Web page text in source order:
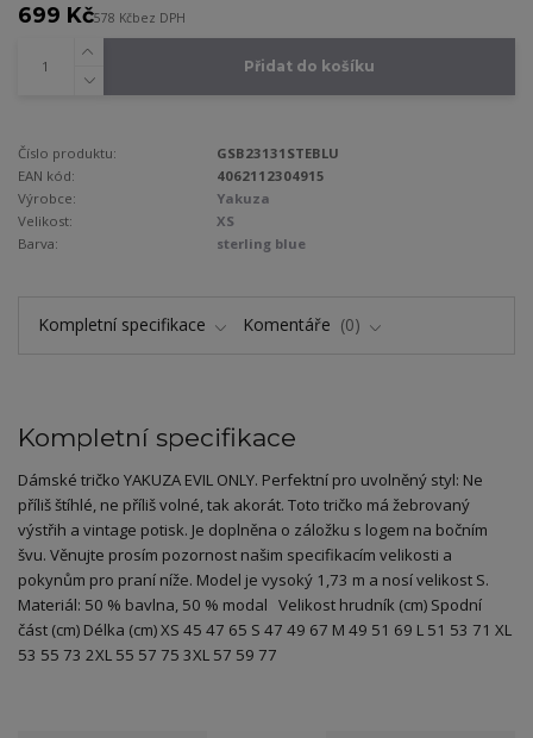
699 Kč578 Kčbez DPH
Přidat do košíku
Číslo produktu:
GSB23131STEBLU
EAN kód:
4062112304915
Výrobce:
Yakuza
Velikost:
XS
Barva:
sterling blue
Kompletní specifikace Komentáře 0
Kompletní specifikace
Dámské tričko YAKUZA EVIL ONLY. Perfektní pro uvolněný styl: Ne
příliš štíhlé, ne příliš volné, tak akorát. Toto tričko má žebrovaný
výstřih a vintage potisk. Je doplněna o záložku s logem na bočním
švu. Věnujte prosím pozornost našim specifikacím velikosti a
pokynům pro praní níže. Model je vysoký 1,73 m a nosí velikost S.
Materiál: 50 % bavlna, 50 % modal Velikost hrudník (cm) Spodní
část (cm) Délka (cm) XS 45 47 65 S 47 49 67 M 49 51 69 L 51 53 71 XL
53 55 73 2XL 55 57 75 3XL 57 59 77